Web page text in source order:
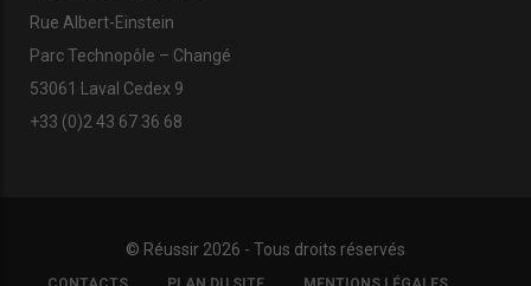
Rue Albert-Einstein
Parc Technopôle – Changé
53061 Laval Cedex 9
+33 (0)2 43 67 36 68
© Réussir 2026 - Tous droits réservés
FOOTER